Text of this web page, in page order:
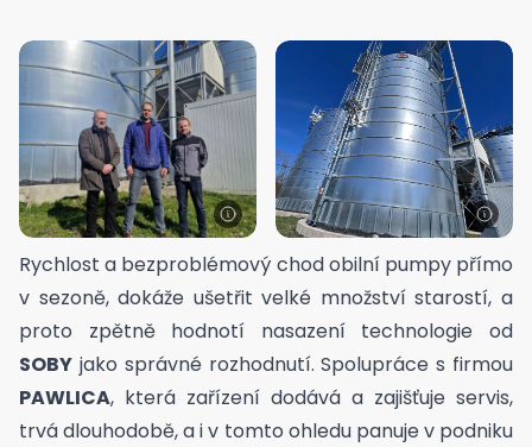
Rychlost a bezproblémový chod obilní pumpy přímo
v sezoně, dokáže ušetřit velké množství starostí, a
proto zpětně hodnotí nasazení technologie od
SOBY jako správné rozhodnutí. Spolupráce s firmou
PAWLICA, která zařízení dodává a zajišťuje servis,
trvá dlouhodobě, a i v tomto ohledu panuje v podniku